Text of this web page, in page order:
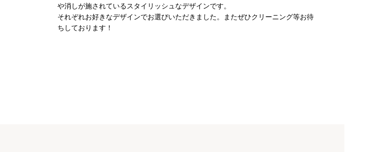
や消しが施されているスタイリッシュなデザインです。
それぞれお好きなデザインでお選びいただきました。またぜひクリーニング等お待
ちしております！